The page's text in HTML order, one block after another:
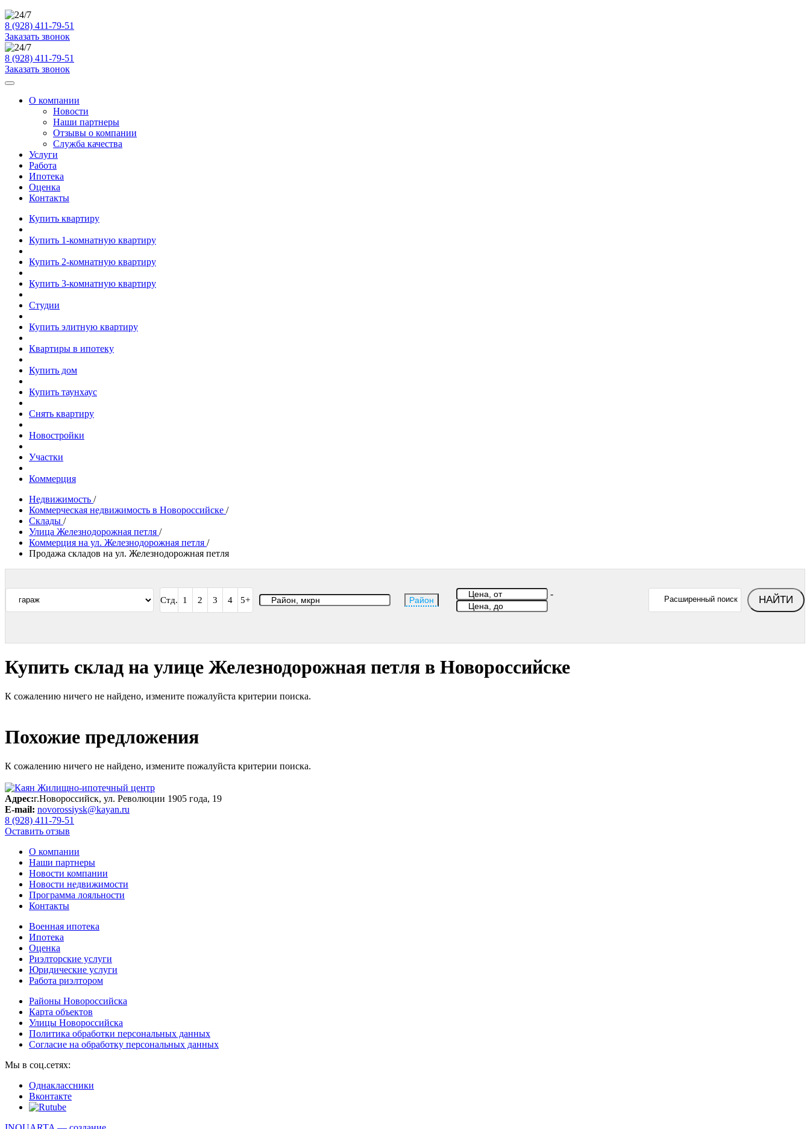
8 (928) 411-79-51
Заказать звонок
8 (928) 411-79-51
Заказать звонок
О компании
Новости
Наши партнеры
Отзывы о компании
Служба качества
Услуги
Работа
Ипотека
Оценка
Контакты
Купить квартиру
Купить 1-комнатную квартиру
Купить 2-комнатную квартиру
Купить 3-комнатную квартиру
Студии
Купить элитную квартиру
Квартиры в ипотеку
Купить дом
Купить таунхаус
Снять квартиру
Новостройки
Участки
Коммерция
Недвижимость /
Коммерческая недвижимость в Новороссийске /
Склады /
Улица Железнодорожная петля /
Коммерция на ул. Железнодорожная петля /
Продажа складов на ул. Железнодорожная петля
Стд. 1 2 3 4 5+ Район
-
Расширенный поиск НАЙТИ
Купить склад на улице Железнодорожная петля в Новороссийске
К сожалению ничего не найдено, измените пожалуйста критерии поиска.
Похожие предложения
К сожалению ничего не найдено, измените пожалуйста критерии поиска.
Адрес:г.Новороссийск, ул. Революции 1905 года, 19
E-mail: novorossiysk@kayan.ru
8 (928) 411-79-51
Оставить отзыв
О компании
Наши партнеры
Новости компании
Новости недвижимости
Программа лояльности
Контакты
Военная ипотека
Ипотека
Оценка
Риэлторские услуги
Юридические услуги
Работа риэлтором
Районы Новороссийска
Карта объектов
Улицы Новороссийска
Политика обработки персональных данных
Согласие на обработку персональных данных
Мы в соц.сетях:
Однаклассники
Вконтакте